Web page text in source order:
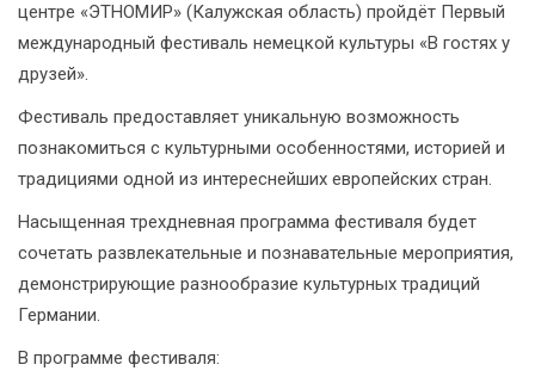
центре «ЭТНОМИР» (Калужская область) пройдёт Первый
международный фестиваль немецкой культуры «В гостях у
друзей».
Фестиваль предоставляет уникальную возможность
познакомиться с культурными особенностями, историей и
традициями одной из интереснейших европейских стран.
Насыщенная трехдневная программа фестиваля будет
сочетать развлекательные и познавательные мероприятия,
демонстрирующие разнообразие культурных традиций
Германии.
В программе фестиваля: